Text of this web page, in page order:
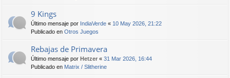
9 Kings
Último mensaje por IndiaVerde « 10 May 2026, 21:22
Publicado en Otros Juegos
Rebajas de Primavera
Último mensaje por Hetzer « 31 Mar 2026, 16:44
Publicado en Matrix / Slitherine